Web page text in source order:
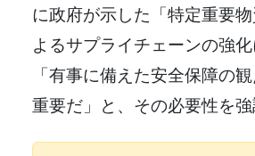
に政府が示した「特定重要
よるサプライチェーンの強化
「有事に備えた安全保障の
重要だ」と、その必要性を強